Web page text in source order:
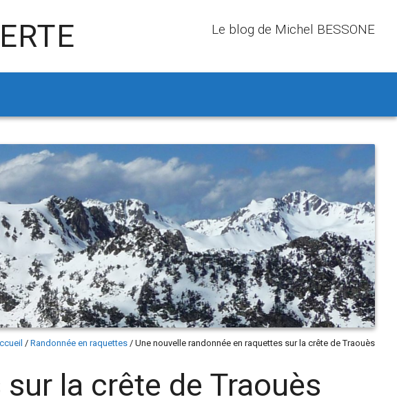
Le blog de Michel BESSONE
/ Randonnée en raquettes / Une nouvelle randonnée en raquettes sur la crête de Traouès
la crête de Traouès